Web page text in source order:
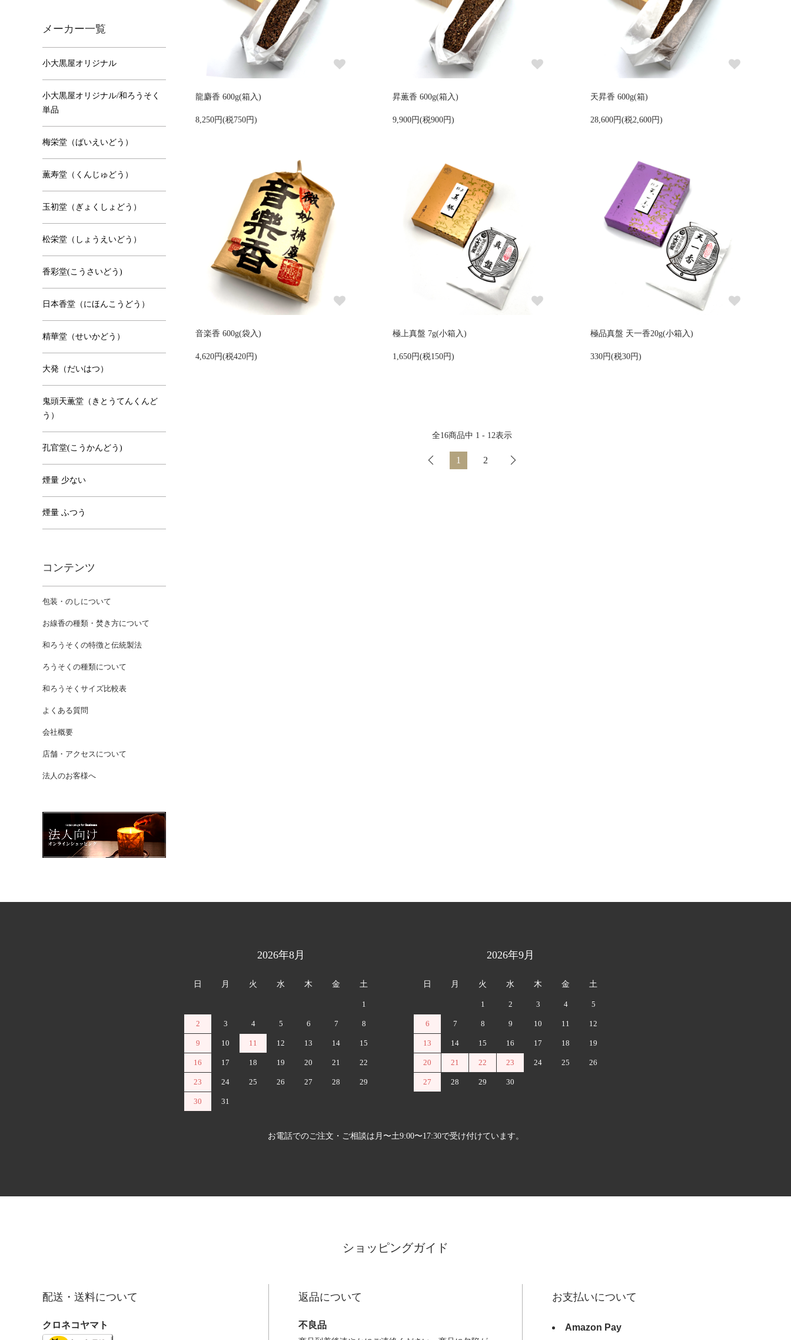
龍麝香 600g(箱入)
8,250円(税750円)
昇薫香 600g(箱入)
9,900円(税900円)
天昇香 600g(箱)
28,600円(税2,600円)
音楽香 600g(袋入)
4,620円(税420円)
極上真盤 7g(小箱入)
1,650円(税150円)
極品真盤 天一香20g(小箱入)
330円(税30円)
全16商品中 1 - 12表示
1 2
メーカー一覧
小大黒屋オリジナル
小大黒屋オリジナル/和ろうそく
単品
梅栄堂（ばいえいどう）
薫寿堂（くんじゅどう）
玉初堂（ぎょくしょどう）
松栄堂（しょうえいどう）
香彩堂(こうさいどう)
日本香堂（にほんこうどう）
精華堂（せいかどう）
大発（だいはつ）
鬼頭天薫堂（きとうてんくんど
う）
孔官堂(こうかんどう)
煙量 少ない
煙量 ふつう
コンテンツ
包装・のしについて
お線香の種類・焚き方について
和ろうそくの特徴と伝統製法
ろうそくの種類について
和ろうそくサイズ比較表
よくある質問
会社概要
店舗・アクセスについて
法人のお客様へ
2026年8月
日 月 火 水 木 金 土
1
2 3 4 5 6 7 8
9 10 11 12 13 14 15
16 17 18 19 20 21 22
23 24 25 26 27 28 29
30 31
2026年9月
日 月 火 水 木 金 土
1 2 3 4 5
6 7 8 9 10 11 12
13 14 15 16 17 18 19
20 21 22 23 24 25 26
27 28 29 30
お電話でのご注文・ご相談は月〜土9:00〜17:30で受け付けています。
ショッピングガイド
配送・送料について
クロネコヤマト
返品について
不良品
お支払いについて
Amazon Pay